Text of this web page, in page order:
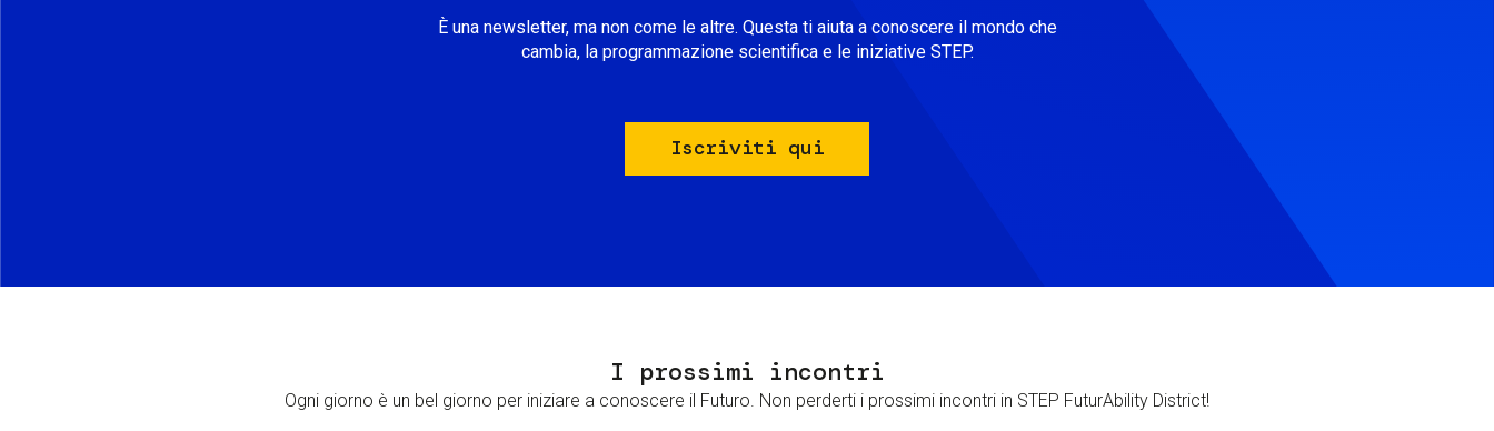
È una newsletter, ma non come le altre. Questa ti aiuta a conoscere il mondo che
cambia, la programmazione scientifica e le iniziative STEP.
Iscriviti qui
I prossimi incontri
Ogni giorno è un bel giorno per iniziare a conoscere il Futuro. Non perderti i prossimi incontri in STEP FuturAbility District!